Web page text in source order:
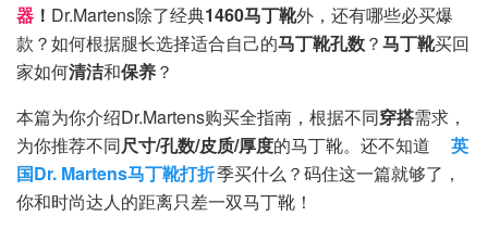
器 ！ Dr.Martens除了经典1460马丁靴外，还有哪些必买爆
款？如何根据腿长选择适合自己的马丁靴孔数？马丁靴买回
家如何清洁和保养？
本篇为你介绍Dr.Martens购买全指南，根据不同穿搭需求，
为你推荐不同尺寸/孔数/皮质/厚度的马丁靴。还不知道
英
国Dr. Martens马丁靴打折季买什么？码住这一篇就够了，
你和时尚达人的距离只差一双马丁靴！